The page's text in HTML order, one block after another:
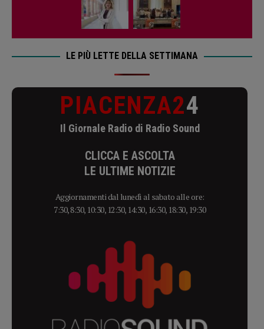
LE PIÙ LETTE DELLA SETTIMANA
PIACENZA24
Il Giornale Radio di Radio Sound
CLICCA E ASCOLTA
LE ULTIME NOTIZIE
Aggiornamenti dal lunedì al sabato alle ore:
7:30, 8:30, 10:30, 12:30, 14:30, 16:30, 18:30, 19:30